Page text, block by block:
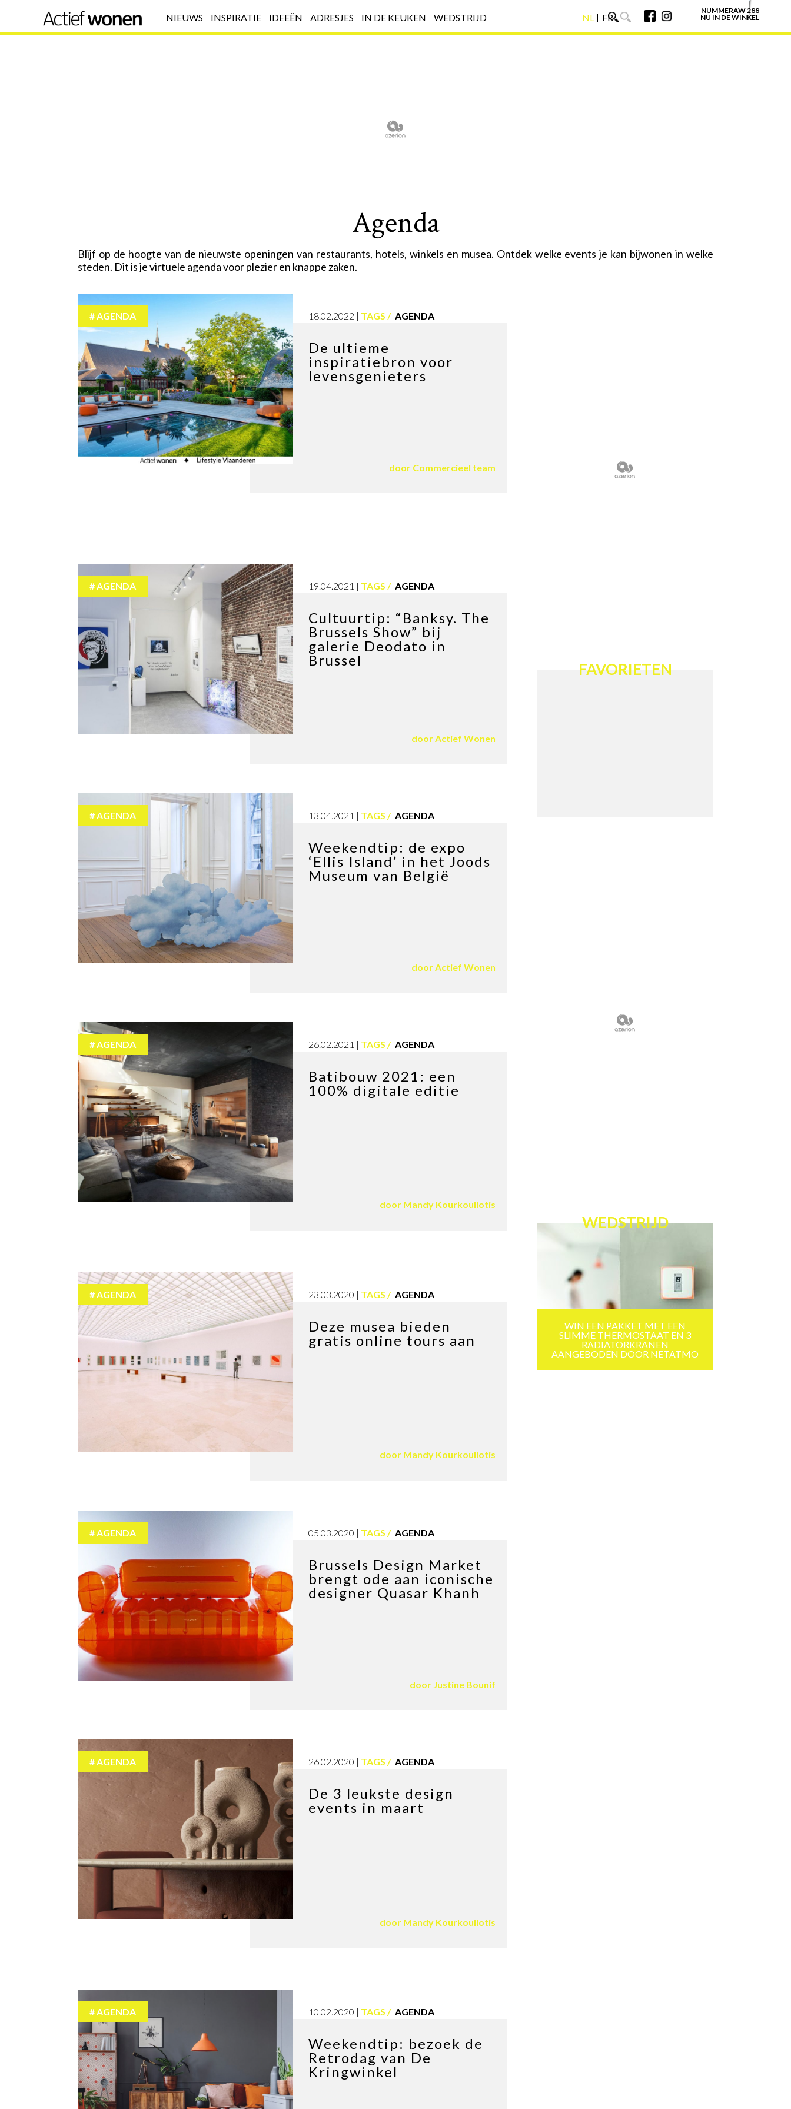
NIEUWS INSPIRATIE IDEEËN ADRESJES IN DE KEUKEN WEDSTRIJD
NL
FR
NUMMERAW 288
NU IN DE WINKEL
Agenda
Blijf op de hoogte van de nieuwste openingen van restaurants, hotels, winkels en musea. Ontdek welke events je kan bijwonen in welke
steden. Dit is je virtuele agenda voor plezier en knappe zaken.
AGENDA 18.02.2022 TAGS AGENDA
De ultieme
inspiratiebron voor
levensgenieters
door Commercieel team
AGENDA 19.04.2021 TAGS AGENDA
Cultuurtip: “Banksy. The
Brussels Show” bij
galerie Deodato in
Brussel
door Actief Wonen
AGENDA 13.04.2021 TAGS AGENDA
Weekendtip: de expo
‘Ellis Island’ in het Joods
Museum van België
doorActief Wonen
AGENDA 26.02.2021 TAGS AGENDA
Batibouw 2021: een
100% digitale editie
door Mandy Kourkouliotis
AGENDA 23.03.2020 TAGS AGENDA
Deze musea bieden
gratis online tours aan
door Mandy Kourkouliotis
AGENDA 05.03.2020 TAGS AGENDA
Brussels Design Market
brengt ode aan iconische
designer Quasar Khanh
door Justine Bounif
AGENDA 26.02.2020 TAGS AGENDA
De 3 leukste design
events in maart
door Mandy Kourkouliotis
AGENDA 10.02.2020 TAGS AGENDA
Weekendtip: bezoek de
Retrodag van De
Kringwinkel
FAVORIETEN
WEDSTRIJD
WIN EEN PAKKET MET EEN
SLIMME THERMOSTAAT EN 3
RADIATORKRANEN
AANGEBODEN DOOR NETATMO